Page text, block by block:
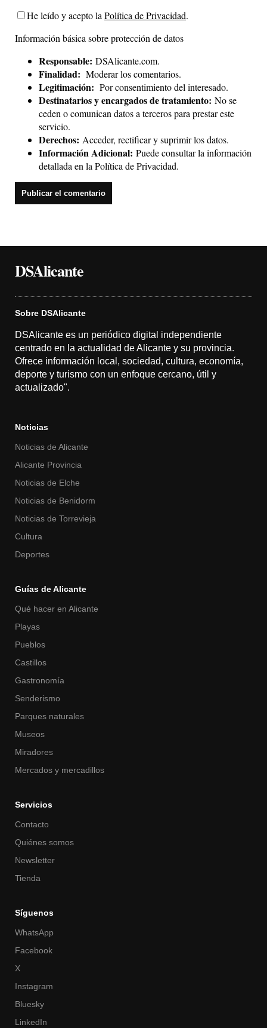
He leído y acepto la Política de Privacidad.
Información básica sobre protección de datos
Responsable: DSAlicante.com.
Finalidad: Moderar los comentarios.
Legitimación: Por consentimiento del interesado.
Destinatarios y encargados de tratamiento: No se
ceden o comunican datos a terceros para prestar este
servicio.
Derechos: Acceder, rectificar y suprimir los datos.
Información Adicional: Puede consultar la información
detallada en la Política de Privacidad.
DSAlicante
Sobre DSAlicante
DSAlicante es un periódico digital independiente
centrado en la actualidad de Alicante y su provincia.
Ofrece información local, sociedad, cultura, economía,
deporte y turismo con un enfoque cercano, útil y
actualizado".
Noticias
Noticias de Alicante
Alicante Provincia
Noticias de Elche
Noticias de Benidorm
Noticias de Torrevieja
Cultura
Deportes
Guías de Alicante
Qué hacer en Alicante
Playas
Pueblos
Castillos
Gastronomía
Senderismo
Parques naturales
Museos
Miradores
Mercados y mercadillos
Servicios
Contacto
Quiénes somos
Newsletter
Tienda
Síguenos
WhatsApp
Facebook
X
Instagram
Bluesky
LinkedIn